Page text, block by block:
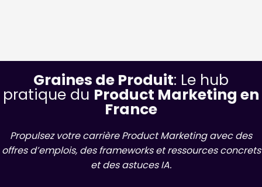
Graines de Produit: Le hub
pratique du Product Marketing en
France
Propulsez votre carrière Product Marketing avec des
offres d’emplois, des frameworks et ressources concrets
et des astuces IA.